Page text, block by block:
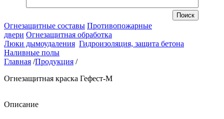
Огнезащитные составы Противопожарные
двери Огнезащитная обработка
Люки дымоудаления Гидроизоляция, защита бетона
Наливные полы
Главная /Продукция /
Огнезащитная краска Гефест-М
Описание